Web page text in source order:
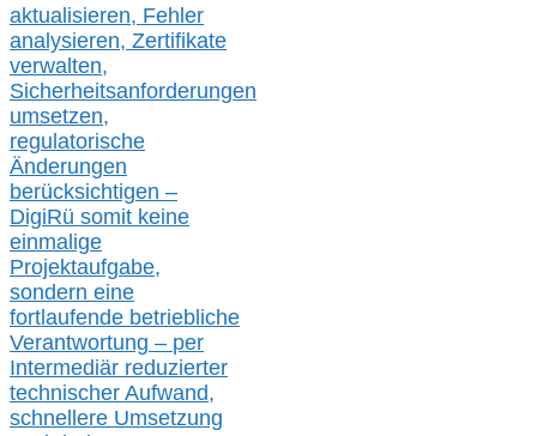
aktualisieren, Fehler
analysieren, Zertifikate
verwalten,
Sicherheitsanforderungen
umsetzen,
regulatorische
Änderungen
berücksichtigen –
DigiRü somit keine
einmalige
Projektaufgabe,
sondern eine
fortlaufende betriebliche
Verantwortung – per
Intermediär reduzierter
technischer Aufwand,
schnellere Umsetzung